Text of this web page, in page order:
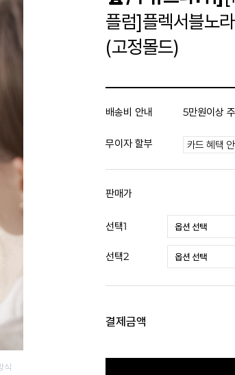
플럼]플렉서블노
(고정몰드)
배송비 안내 5만원이상
무이자 할부 카드 혜택
판매가
선택1
선택2
결제금액